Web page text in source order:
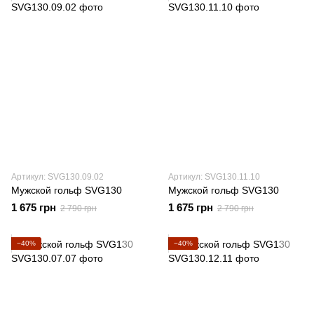
Артикул: SVG130.09.02
Мужской гольф SVG130
1 675 грн 2 790 грн
Артикул: SVG130.11.10
Мужской гольф SVG130
1 675 грн 2 790 грн
−40% −40%